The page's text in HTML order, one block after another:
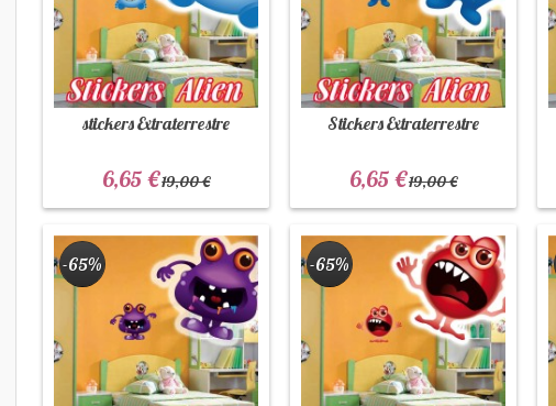
stickers Extraterrestre
6,65 €19,00 €
Stickers Extraterrestre
6,65 €19,00 €
-65% -65%